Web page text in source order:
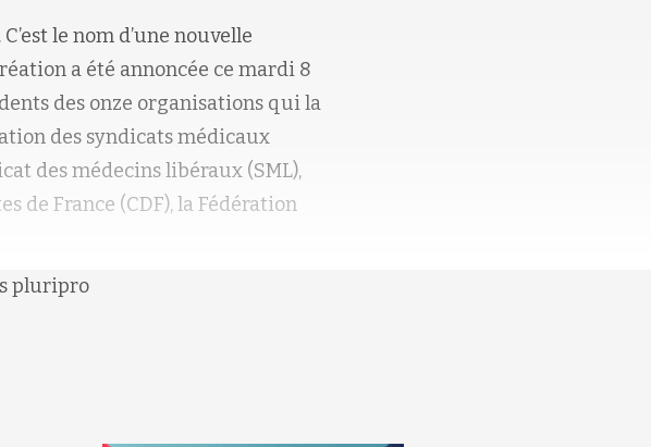
le nom d’une nouvelle
a été annoncée ce mardi 8
des onze organisations qui la
des syndicats médicaux
des médecins libéraux (SML),
de France (CDF), la Fédération